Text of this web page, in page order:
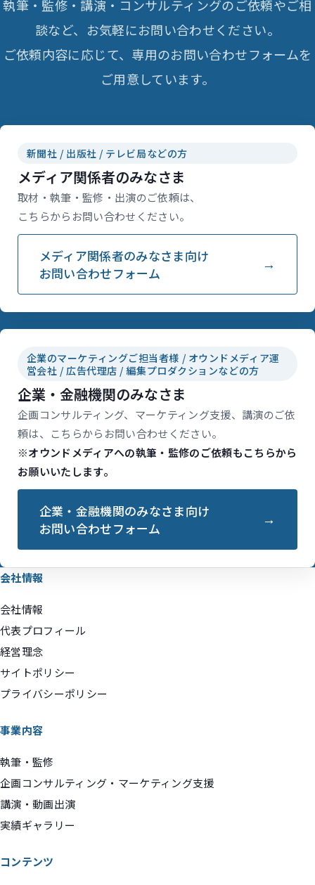
執筆・監修・講演・コンサルティングのご依頼やご相
談など、お気軽にお問い合わせください。
ご依頼内容に応じて、専用のお問い合わせフォームを
ご用意しています。
新聞社 / 出版社 / テレビ局などの方
メディア関係者のみなさま
取材・執筆・監修・出演のご依頼は、
こちらからお問い合わせください。
メディア関係者のみなさま向け
お問い合わせフォーム
企業のマーケティングご担当者様 / オウンドメディア運
営会社 / 広告代理店 / 編集プロダクションなどの方
企業・金融機関のみなさま
企画コンサルティング、マーケティング支援、講演のご依
頼は、こちらからお問い合わせください。
※オウンドメディアへの執筆・監修のご依頼もこちらから
お願いいたします。
企業・金融機関のみなさま向け
お問い合わせフォーム
会社情報
会社情報
代表プロフィール
経営理念
サイトポリシー
プライバシーポリシー
事業内容
執筆・監修
企画コンサルティング・マーケティング支援
講演・動画出演
実績ギャラリー
コンテンツ